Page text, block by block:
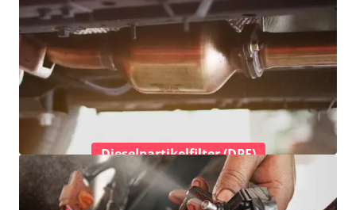
Dieselpartikelfilter (DPF)